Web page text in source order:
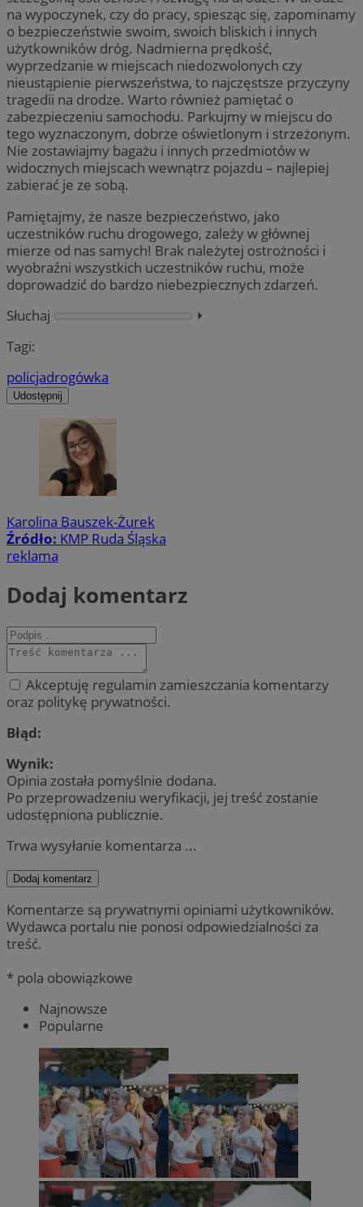
na wypoczynek, czy do pracy, spiesząc się, zapominamy
o bezpieczeństwie swoim, swoich bliskich i innych
użytkowników dróg. Nadmierna prędkość,
wyprzedzanie w miejscach niedozwolonych czy
nieustąpienie pierwszeństwa, to najczęstsze przyczyny
tragedii na drodze. Warto również pamiętać o
zabezpieczeniu samochodu. Parkujmy w miejscu do
tego wyznaczonym, dobrze oświetlonym i strzeżonym.
Nie zostawiajmy bagażu i innych przedmiotów w
widocznych miejscach wewnątrz pojazdu – najlepiej
zabierać je ze sobą.
Pamiętajmy, że nasze bezpieczeństwo, jako
uczestników ruchu drogowego, zależy w głównej
mierze od nas samych! Brak należytej ostrożności i
wyobraźni wszystkich uczestników ruchu, może
doprowadzić do bardzo niebezpiecznych zdarzeń.
Słuchaj
⏵︎
Tagi:
policjadrogówka
Udostępnij
Karolina Bauszek-Żurek
Źródło: KMP Ruda Śląska
reklama
Dodaj komentarz
Akceptuję regulamin zamieszczania komentarzy
oraz politykę prywatności.
Błąd:
Wynik:
Opinia została pomyślnie dodana.
Po przeprowadzeniu weryfikacji, jej treść zostanie
udostępniona publicznie.
Trwa wysyłanie komentarza ...
Dodaj komentarz
Komentarze są prywatnymi opiniami użytkowników.
Wydawca portalu nie ponosi odpowiedzialności za
treść.
* pola obowiązkowe
Najnowsze
Popularne